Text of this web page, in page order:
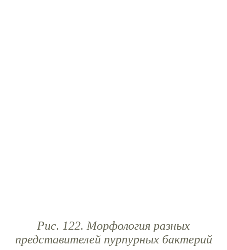
Рис. 122. Морфология разных
представителей пурпурных бактерий